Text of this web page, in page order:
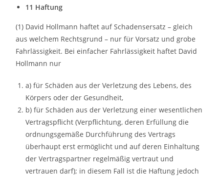
11 Haftung
(1) David Hollmann haftet auf Schadensersatz – gleich
aus welchem Rechtsgrund – nur für Vorsatz und grobe
Fahrlässigkeit. Bei einfacher Fahrlässigkeit haftet David
Hollmann nur
a) für Schäden aus der Verletzung des Lebens, des
Körpers oder der Gesundheit,
b) für Schäden aus der Verletzung einer wesentlichen
Vertragspflicht (Verpflichtung, deren Erfüllung die
ordnungsgemäße Durchführung des Vertrags
überhaupt erst ermöglicht und auf deren Einhaltung
der Vertragspartner regelmäßig vertraut und
vertrauen darf); in diesem Fall ist die Haftung jedoch